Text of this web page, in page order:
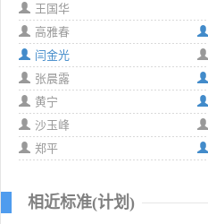
王国华
高雅春
闫金光
张晨露
黄宁
沙玉峰
郑平
相近标准(计划)